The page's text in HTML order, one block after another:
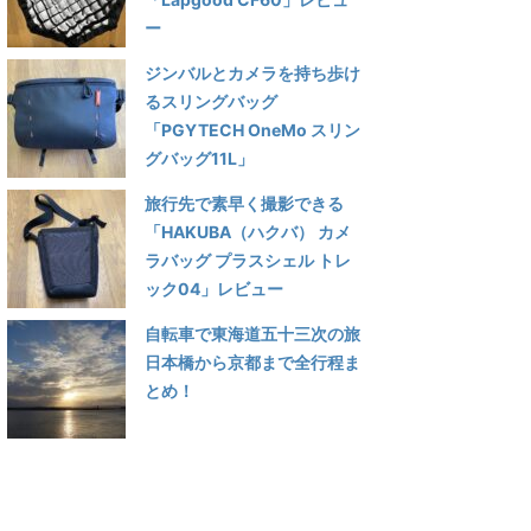
ー
ジンバルとカメラを持ち歩け
るスリングバッグ
「PGYTECH OneMo スリン
グバッグ11L」
旅行先で素早く撮影できる
「HAKUBA（ハクバ） カメ
ラバッグ プラスシェル トレ
ック04」レビュー
自転車で東海道五十三次の旅
日本橋から京都まで全行程ま
とめ！